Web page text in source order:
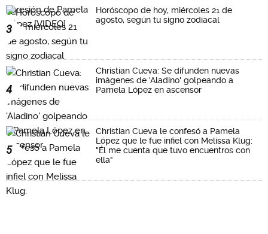
3
Horóscopo de hoy, miércoles 21 de
agosto, según tu signo zodiacal
4
Christian Cueva: Se difunden nuevas
imágenes de 'Aladino' golpeando a
Pamela López en ascensor
5
Christian Cueva le confesó a Pamela
López que le fue infiel con Melissa Klug:
"Él me cuenta que tuvo encuentros con
ella"